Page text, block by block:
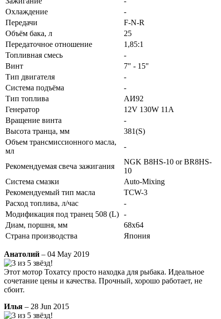
Охлаждение
-
Передачи
F-N-R
Объём бака, л
25
Передаточное отношение
1,85:1
Топливная смесь
-
Винт
7" - 15"
Тип двигателя
-
Система подъёма
-
Тип топлива
АИ92
Генератор
12V 130W 11A
Вращение винта
-
Высота транца, мм
381(S)
Объем трансмиссионного масла,
мл
-
Рекомендуемая свеча зажигания
NGK B8HS-10 or BR8HS-
10
Система смазки
Auto-Mixing
Рекомендуемый тип масла
TCW-3
Расход топлива, л/час
-
Модификация под транец 508 (L) -
Диам, поршня, мм
68x64
Страна производства
Япония
Анатолий – 04 May 2019
Этот мотор Тохатсу просто находка для рыбака. Идеальное
сочетание цены и качества. Прочный, хорошо работает, не
сбоит.
Илья – 28 Jun 2015